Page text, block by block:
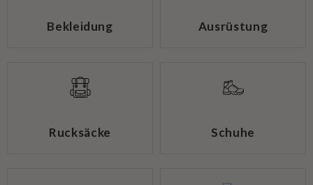
Bekleidung Ausrüstung
Rucksäcke Schuhe